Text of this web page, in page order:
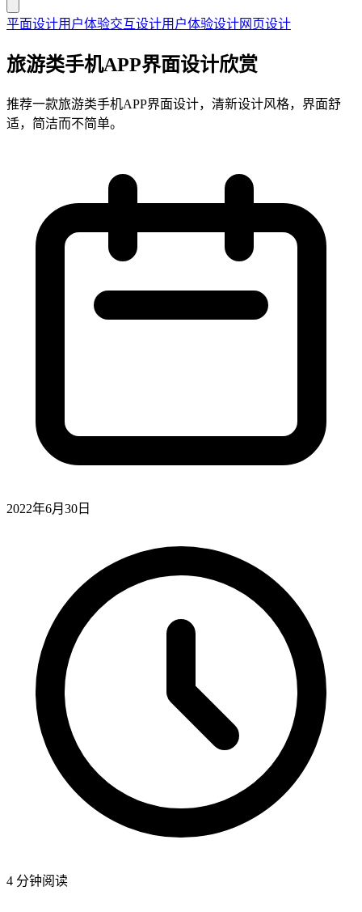
平面设计用户体验交互设计用户体验设计网页设计
旅游类手机APP界面设计欣赏
推荐一款旅游类手机APP界面设计，清新设计风格，界面舒
适，简洁而不简单。
2022年6月30日
4 分钟阅读